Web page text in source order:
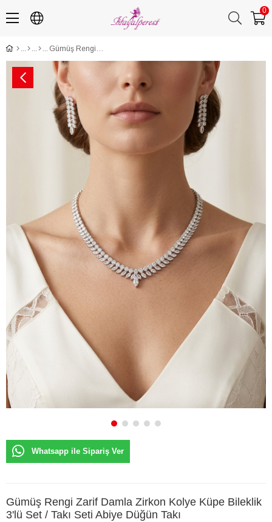
0
Gümüş Rengi Zarif Damla Zirkon Kolye Küpe Bileklik 3'lü Set / Takı Seti Abiye Düğün Takı
Whatsapp ile Sipariş Ver
Gümüş Rengi Zarif Damla Zirkon Kolye Küpe Bileklik
3'lü Set / Takı Seti Abiye Düğün Takı